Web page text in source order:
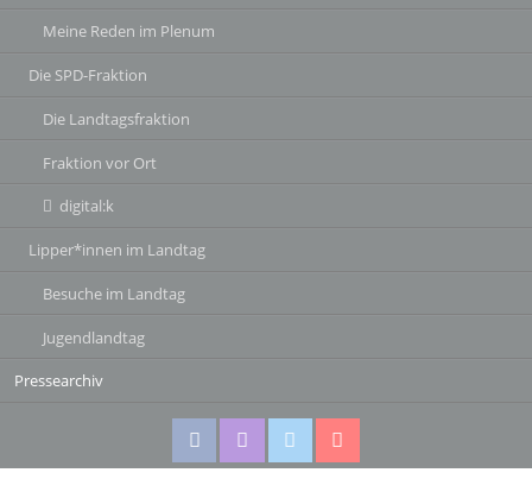
Meine Reden im Plenum
Die SPD-Fraktion
Die Landtagsfraktion
Fraktion vor Ort
digital:k
Lipper*innen im Landtag
Besuche im Landtag
Jugendlandtag
Pressearchiv